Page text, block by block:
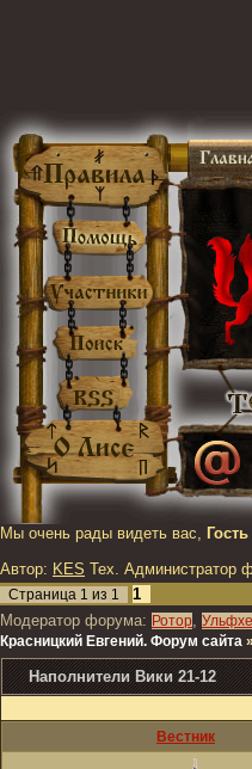
Мы очень рады видеть вас, Гость
Автор: KES Тех. Администратор
Страница 1 из 1
1
Модератор форума: Ротор,
Красницкий Евгений. Форум сайта »
Наполнители Вики 21-12
Вестник